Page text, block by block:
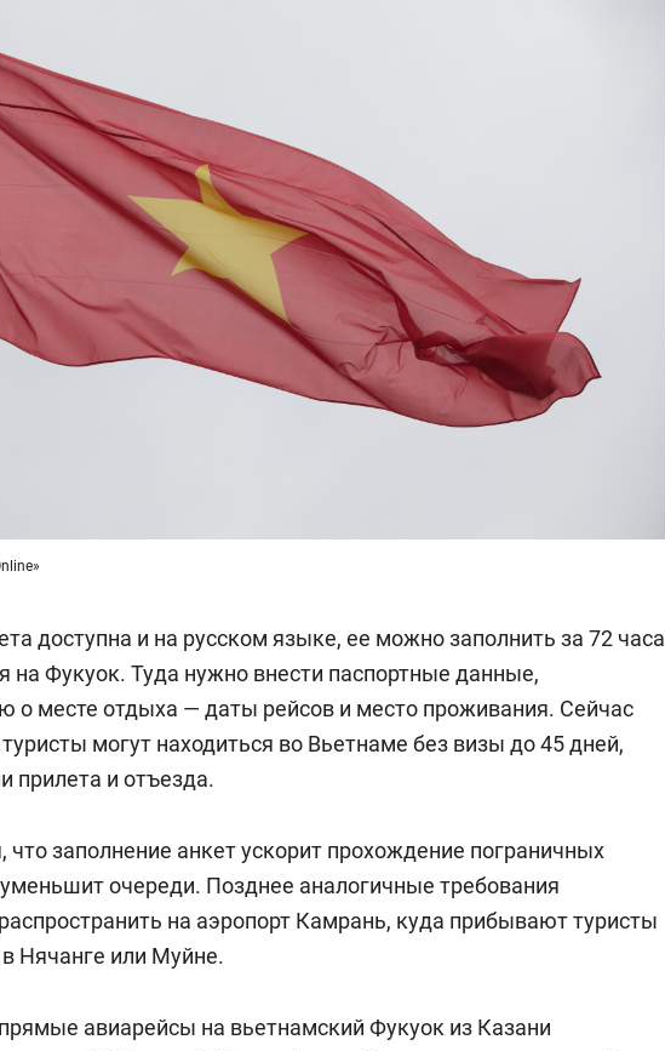
доступна и на русском языке, ее можно заполнить за 72 часа
на Фукуок. Туда нужно внести паспортные данные,
о месте отдыха — даты рейсов и место проживания. Сейчас
могут находиться во Вьетнаме без визы до 45 дней,
прилета и отъезда.
что заполнение анкет ускорит прохождение пограничных
очереди. Позднее аналогичные требования
на аэропорт Камрань, куда прибывают туристы
Нячанге или Муйне.
авиарейсы на вьетнамский Фукуок из Казани